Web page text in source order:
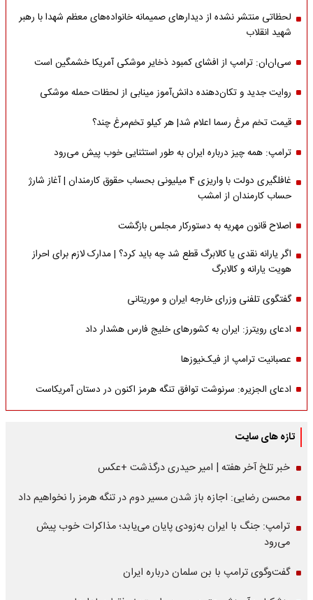
لحظاتی منتشر نشده از دیدارهای صمیمانه خانواده‌های معظم شهدا با رهبر
شهید انقلاب
سی‌ان‌ان: ترامپ از افشای کمبود ذخایر موشکی آمریکا خشمگین است
روایت جدید و تکان‌دهنده دانش‌آموز مینابی از لحظات حمله موشکی
قیمت تخم مرغ رسما اعلام شد| هر کیلو تخم‌مرغ چند؟
ترامپ: همه چیز درباره ایران به طور استثنایی خوب پیش می‌رود
غافلگیری دولت با واریزی 4 میلیونی بحساب حقوق کارمندان | آغاز شارژ
حساب کارمندان از امشب
اصلاح قانون مهریه به دستورکار مجلس بازگشت
اگر یارانه نقدی یا کالابرگ قطع شد چه باید کرد؟ | مدارک لازم برای احراز
هویت یارانه و کالابرگ
گفتگوی تلفنی وزرای خارجه ایران و موریتانی
ادعای رویترز: ایران به کشورهای خلیج فارس هشدار داد
عصبانیت ترامپ از فیک‌نیوزها
ادعای الجزیره: سرنوشت توافق تنگه هرمز اکنون در دستان آمریکاست
تازه های سایت
خبر تلخ آخر هفته | امیر حیدری درگذشت +عکس
محسن رضایی: اجازه باز شدن مسیر دوم در تنگه هرمز را نخواهیم داد
ترامپ: جنگ با ایران به‌زودی پایان می‌یابد؛ مذاکرات خوب پیش
می‌رود
گفت‌وگوی ترامپ با بن سلمان درباره ایران